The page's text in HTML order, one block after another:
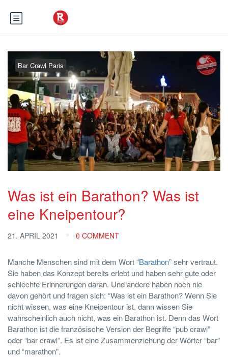
Bar Crawl Paris
Was ist ein Barathon? Was ist
eine Kneipentour?
21. APRIL 2021 0 COMMENT
Manche Menschen sind mit dem Wort “Barathon”sehr vertraut.
Sie haben das Konzept bereits erlebt und haben sehr gute oder
schlechte Erinnerungen daran. Und andere haben noch nie
davon gehört und fragen sich: “Was ist ein Barathon? Wenn Sie
nicht wissen, was eine Kneipentour ist, dann wissen Sie
wahrscheinlich auch nicht, was ein Barathon ist. Denn das Wort
Barathon ist die französische Version der Begriffe “pub crawl”
oder “bar crawl”. Es ist eine Zusammenziehung der Wörter “bar”
und “marathon”.